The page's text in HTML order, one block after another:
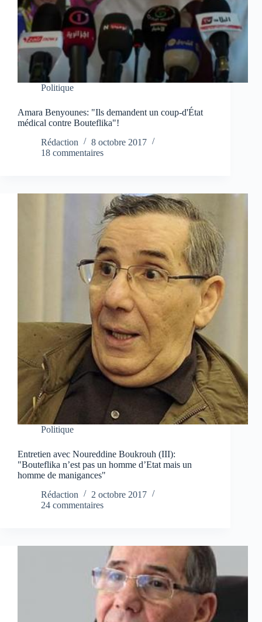
Politique
Amara Benyounes: "Ils demandent un coup-d'État
médical contre Bouteflika"!
Rédaction
8 octobre 2017
18 commentaires
Politique
Entretien avec Noureddine Boukrouh (III):
"Bouteflika n’est pas un homme d’Etat mais un
homme de manigances"
Rédaction
2 octobre 2017
24 commentaires